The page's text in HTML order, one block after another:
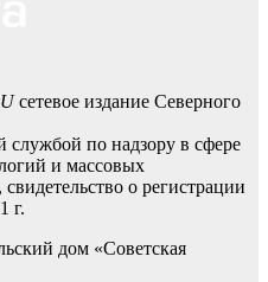
сетевое издание Северного
службой по надзору в сфере
и массовых
о регистрации
г.
дом «Советская